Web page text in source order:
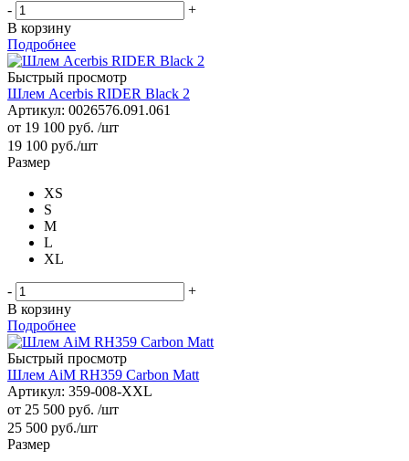
-
+
В корзину
Подробнее
Быстрый просмотр
Шлем Acerbis RIDER Black 2
Артикул: 0026576.091.061
от 19 100 руб. /шт
19 100 руб./шт
Размер
XS
S
M
L
XL
-
+
В корзину
Подробнее
Быстрый просмотр
Шлем AiM RH359 Carbon Matt
Артикул: 359-008-XXL
от 25 500 руб. /шт
25 500 руб./шт
Размер